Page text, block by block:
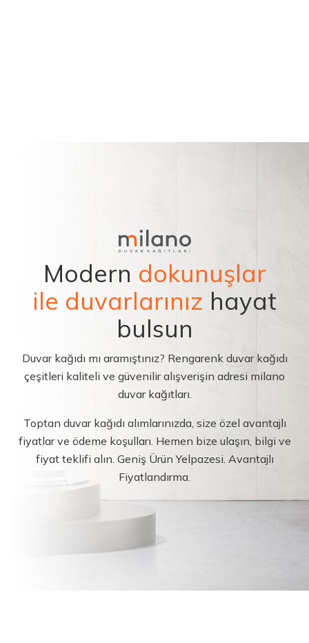
Modern dokunuşlar
ile duvarlarınız hayat
bulsun
Duvar kağıdı mı aramıştınız? Rengarenk duvar kağıdı
çeşitleri kaliteli ve güvenilir alışverişin adresi milano
duvar kağıtları.
Toptan duvar kağıdı alımlarınızda, size özel avantajlı
fiyatlar ve ödeme koşulları. Hemen bize ulaşın, bilgi ve
fiyat teklifi alın. Geniş Ürün Yelpazesi. Avantajlı
Fiyatlandırma.